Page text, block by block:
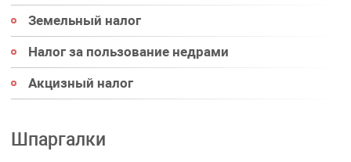
Земельный налог
Налог за пользование недрами
Акцизный налог
Шпаргалки